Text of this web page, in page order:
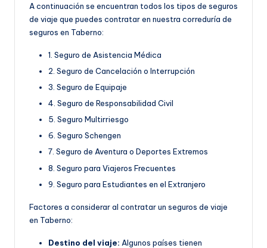
A continuación se encuentran todos los tipos de seguros
de viaje que puedes contratar en nuestra correduría de
seguros en Taberno:
1. Seguro de Asistencia Médica
2. Seguro de Cancelación o Interrupción
3. Seguro de Equipaje
4. Seguro de Responsabilidad Civil
5. Seguro Multirriesgo
6. Seguro Schengen
7. Seguro de Aventura o Deportes Extremos
8. Seguro para Viajeros Frecuentes
9. Seguro para Estudiantes en el Extranjero
Factores a considerar al contratar un seguros de viaje
en Taberno:
Destino del viaje: Algunos países tienen